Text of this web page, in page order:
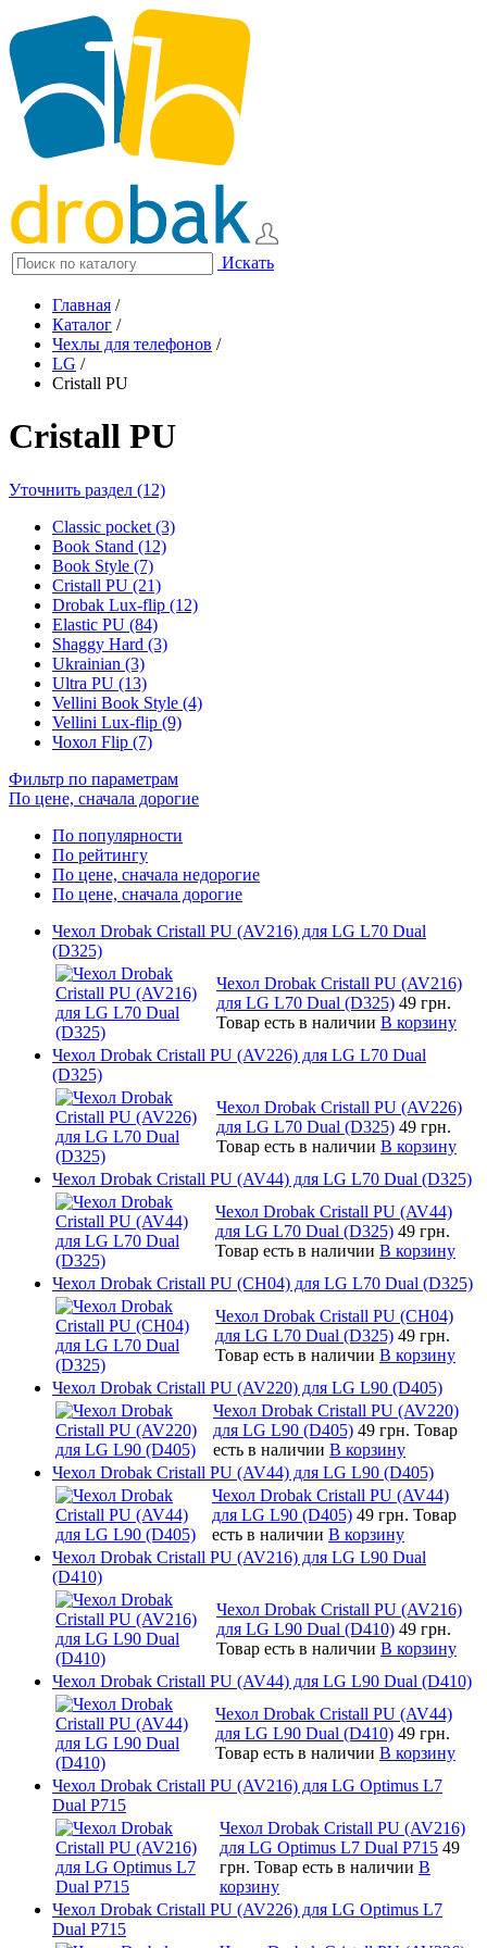
Искать
Главная /
Каталог /
Чехлы для телефонов /
LG /
Cristall PU
Cristall PU
Уточнить раздел (12)
Classic pocket (3)
Book Stand (12)
Book Style (7)
Cristall PU (21)
Drobak Lux-flip (12)
Elastic PU (84)
Shaggy Hard (3)
Ukrainian (3)
Ultra PU (13)
Vellini Book Style (4)
Vellini Lux-flip (9)
Чохол Flip (7)
Фильтр по параметрам
По цене, сначала дорогие
По популярности
По рейтингу
По цене, сначала недорогие
По цене, сначала дорогие
Чехол Drobak Cristall PU (AV216) для LG L70 Dual
(D325)
Чехол Drobak Cristall PU (AV216)
для LG L70 Dual (D325) 49 грн.
Товар есть в наличии В корзину
Чехол Drobak Cristall PU (AV226) для LG L70 Dual
(D325)
Чехол Drobak Cristall PU (AV226)
для LG L70 Dual (D325) 49 грн.
Товар есть в наличии В корзину
Чехол Drobak Cristall PU (AV44) для LG L70 Dual (D325)
Чехол Drobak Cristall PU (AV44)
для LG L70 Dual (D325) 49 грн.
Товар есть в наличии В корзину
Чехол Drobak Cristall PU (CH04) для LG L70 Dual (D325)
Чехол Drobak Cristall PU (CH04)
для LG L70 Dual (D325) 49 грн.
Товар есть в наличии В корзину
Чехол Drobak Cristall PU (AV220) для LG L90 (D405)
Чехол Drobak Cristall PU (AV220)
для LG L90 (D405) 49 грн. Товар
есть в наличии В корзину
Чехол Drobak Cristall PU (AV44) для LG L90 (D405)
Чехол Drobak Cristall PU (AV44)
для LG L90 (D405) 49 грн. Товар
есть в наличии В корзину
Чехол Drobak Cristall PU (AV216) для LG L90 Dual
(D410)
Чехол Drobak Cristall PU (AV216)
для LG L90 Dual (D410) 49 грн.
Товар есть в наличии В корзину
Чехол Drobak Cristall PU (AV44) для LG L90 Dual (D410)
Чехол Drobak Cristall PU (AV44)
для LG L90 Dual (D410) 49 грн.
Товар есть в наличии В корзину
Чехол Drobak Cristall PU (AV216) для LG Optimus L7
Dual P715
Чехол Drobak Cristall PU (AV216)
для LG Optimus L7 Dual P715 49
грн. Товар есть в наличии В
корзину
Чехол Drobak Cristall PU (AV226) для LG Optimus L7
Dual P715